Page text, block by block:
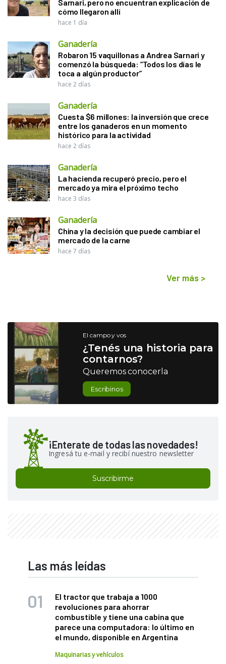
Sarnari, pero no encuentran explicación de
cómo llegaron allí
hace 1 día
Ganadería
Robaron 15 vaquillonas a Andrea Sarnari y
comenzó la búsqueda: “Todos los días le
toca a algún productor”
hace 2 días
Ganadería
Cuesta $6 millones: la inversión que crece
entre los ganaderos en un momento
histórico para la actividad
hace 2 días
Ganadería
La hacienda recuperó precio, pero el
mercado ya mira el próximo techo
hace 3 días
Ganadería
China y la decisión que puede cambiar el
mercado de la carne
hace 7 días
Ver más >
El campo y vos
¿Tenés una historia para
contarnos?
Queremos conocerla
Escribinos
¡Enterate de todas las novedades!
Ingresá tu e-mail y recibí nuestro newsletter
Suscribirme
Las más leídas
El tractor que trabaja a 1000
revoluciones para ahorrar
combustible y tiene una cabina que
parece una computadora: lo último en
el mundo, disponible en Argentina
Maquinarias y vehículos